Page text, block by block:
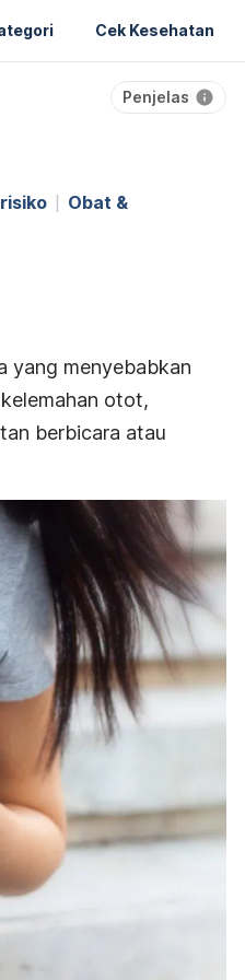
Cek Kesehatan
Penjelas
Obat &
yang menyebabkan
otot,
berbicara atau